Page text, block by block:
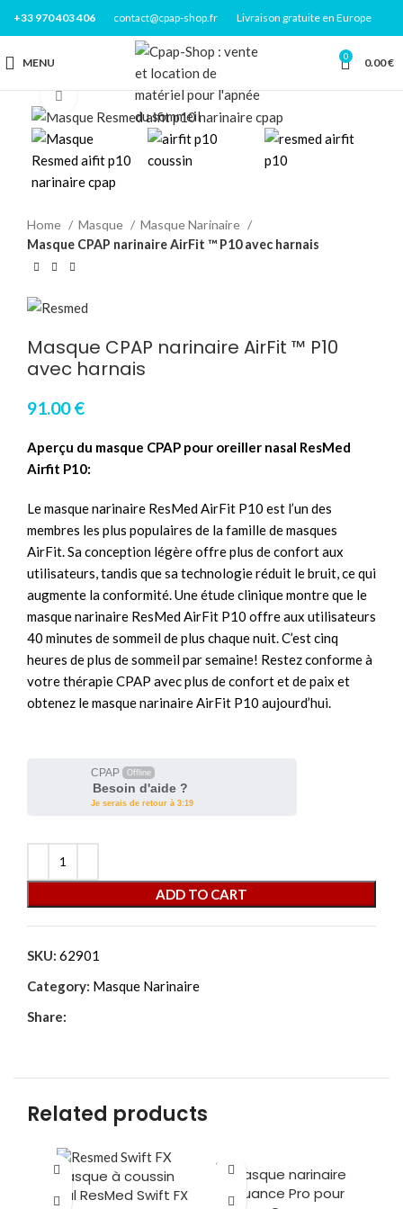
+33 970 403 406 contact@cpap-shop.fr Livraison gratuite en Europe
MENU 0 0.00€
Click to enlarge
Home Masque
Masque Narinaire
Masque CPAP narinaire AirFit ™ P10 avec harnais
Masque CPAP narinaire AirFit ™ P10
avec harnais
91.00€
Aperçu du masque CPAP pour oreiller nasal ResMed
Airfit P10:
Le masque narinaire ResMed AirFit P10 est l’un des
membres les plus populaires de la famille de masques
AirFit. Sa conception légère offre plus de confort aux
utilisateurs, tandis que sa technologie réduit le bruit, ce qui
augmente la conformité. Une étude clinique montre que le
masque narinaire ResMed AirFit P10 offre aux utilisateurs
40 minutes de sommeil de plus chaque nuit. C’est cinq
heures de plus de sommeil par semaine! Restez conforme à
votre thérapie CPAP avec plus de confort et de paix et
obtenez le masque narinaire AirFit P10 aujourd’hui.
ADD TO CART
CPAP Offline
Besoin d'aide ?
Je serais de retour à 3:19
SKU: 62901
Category: Masque Narinaire
Share:
Related products
Masque à coussin
nasal ResMed Swift FX
SOLD
OUTMasque narinaire
Nuance Pro pour